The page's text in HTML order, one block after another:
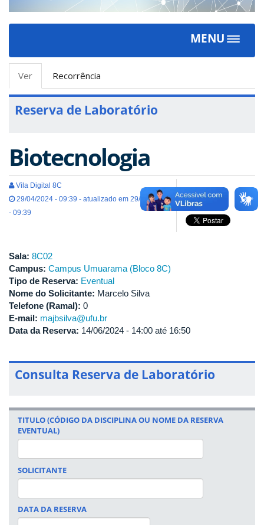
MENU
Toggle
Abas
primárias
Ver
ativa)
Recorrência
Reserva de Laboratório
Biotecnologia
Vila Digital 8C
29/04/2024 - 09:39 - atualizado em 29/04/2024
- 09:39
Sala: 8C02
Campus: Campus Umuarama (Bloco 8C)
Tipo de Reserva: Eventual
Nome do Solicitante: Marcelo Silva
Telefone (Ramal): 0
E-mail: majbsilva@ufu.br
Data da Reserva: 14/06/2024 - 14:00 até 16:50
Consulta Reserva de Laboratório
TITULO (CÓDIGO DA DISCIPLINA OU NOME DA RESERVA
EVENTUAL)
SOLICITANTE
DATA DA RESERVA